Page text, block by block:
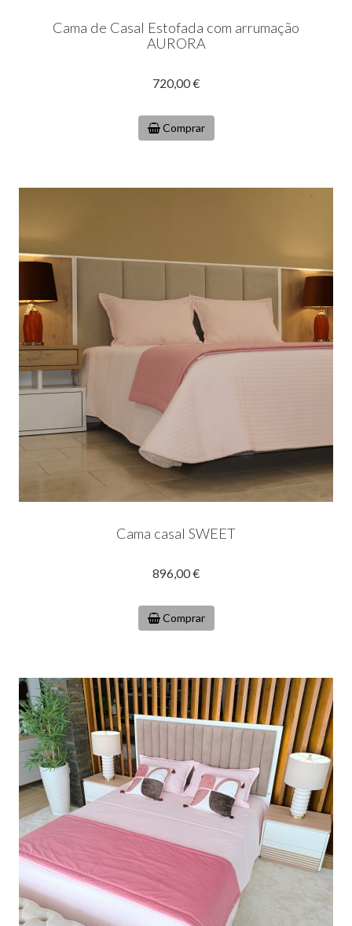
Cama de Casal Estofada com arrumação
AURORA
720,00 €
Comprar
Cama casal SWEET
896,00 €
Comprar